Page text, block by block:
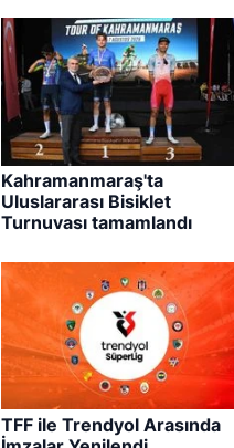
Kahramanmaraş'ta
Uluslararası Bisiklet
Turnuvası tamamlandı
TFF ile Trendyol Arasında